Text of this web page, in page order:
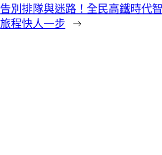
告別排隊與迷路！全民高鐵時代
旅程快人一步 →